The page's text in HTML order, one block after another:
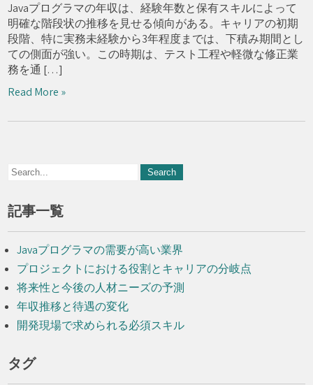
Javaプログラマの年収は、経験年数と保有スキルによって
明確な階段状の推移を見せる傾向がある。キャリアの初期
段階、特に実務未経験から3年程度までは、下積み期間とし
ての側面が強い。この時期は、テスト工程や軽微な修正業
務を通 […]
Read More »
記事一覧
Javaプログラマの需要が高い業界
プロジェクトにおける役割とキャリアの分岐点
将来性と今後の人材ニーズの予測
年収推移と待遇の変化
開発現場で求められる必須スキル
タグ